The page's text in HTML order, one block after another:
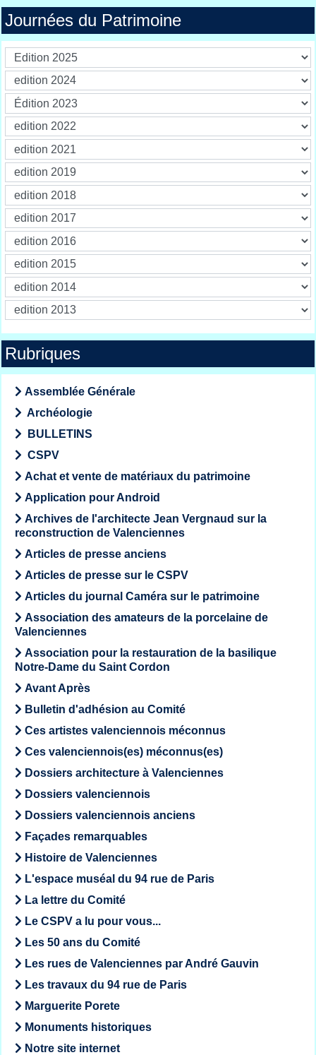
Journées du Patrimoine
Rubriques
Assemblée Générale
Archéologie
BULLETINS
CSPV
Achat et vente de matériaux du patrimoine
Application pour Android
Archives de l'architecte Jean Vergnaud sur la
reconstruction de Valenciennes
Articles de presse anciens
Articles de presse sur le CSPV
Articles du journal Caméra sur le patrimoine
Association des amateurs de la porcelaine de
Valenciennes
Association pour la restauration de la basilique
Notre-Dame du Saint Cordon
Avant Après
Bulletin d'adhésion au Comité
Ces artistes valenciennois méconnus
Ces valenciennois(es) méconnus(es)
Dossiers architecture à Valenciennes
Dossiers valenciennois
Dossiers valenciennois anciens
Façades remarquables
Histoire de Valenciennes
L'espace muséal du 94 rue de Paris
La lettre du Comité
Le CSPV a lu pour vous...
Les 50 ans du Comité
Les rues de Valenciennes par André Gauvin
Les travaux du 94 rue de Paris
Marguerite Porete
Monuments historiques
Notre site internet